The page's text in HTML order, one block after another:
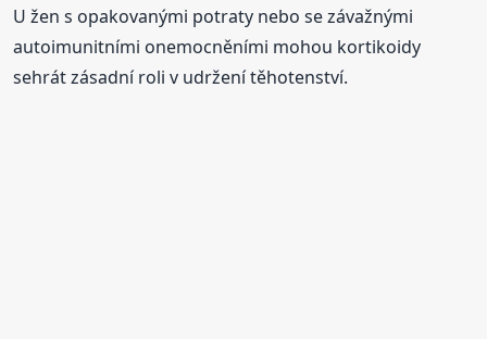
U žen s opakovanými potraty nebo se závažnými
autoimunitními onemocněními mohou kortikoidy
sehrát zásadní roli v udržení těhotenství.